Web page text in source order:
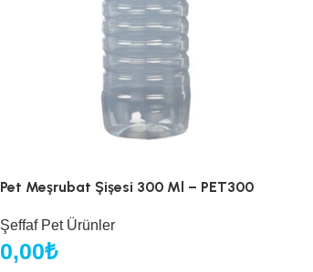
Pet Meşrubat Şişesi 300 Ml – PET300
Şeffaf Pet Ürünler
0,00₺